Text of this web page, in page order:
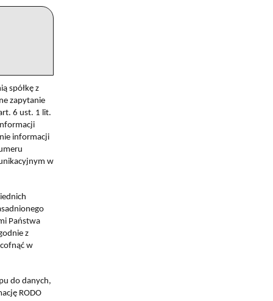
spółkę z
zapytanie
6 ust. 1 lit.
informacji
w
Państwa
z
w
do danych,
RODO